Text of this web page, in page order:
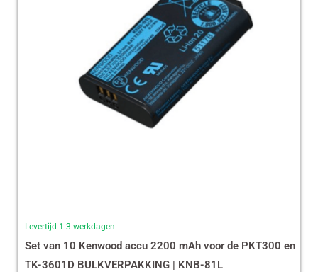
Levertijd 1-3 werkdagen
Set van 10 Kenwood accu 2200 mAh voor de PKT300 en
TK-3601D BULKVERPAKKING | KNB-81L